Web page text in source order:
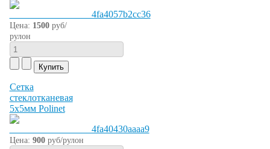
Цена: 1500руб/
рулон
Сетка
стеклотканевая
5х5мм Polinet
Цена: 900руб/рулон